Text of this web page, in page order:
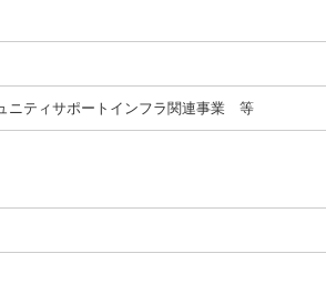
ニティサポートインフラ関連事業 等